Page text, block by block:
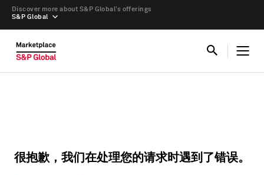
S&P Global
Discover more about S&P Global’s offerings
很抱歉，我们在处理您的请求时遇到了错误。